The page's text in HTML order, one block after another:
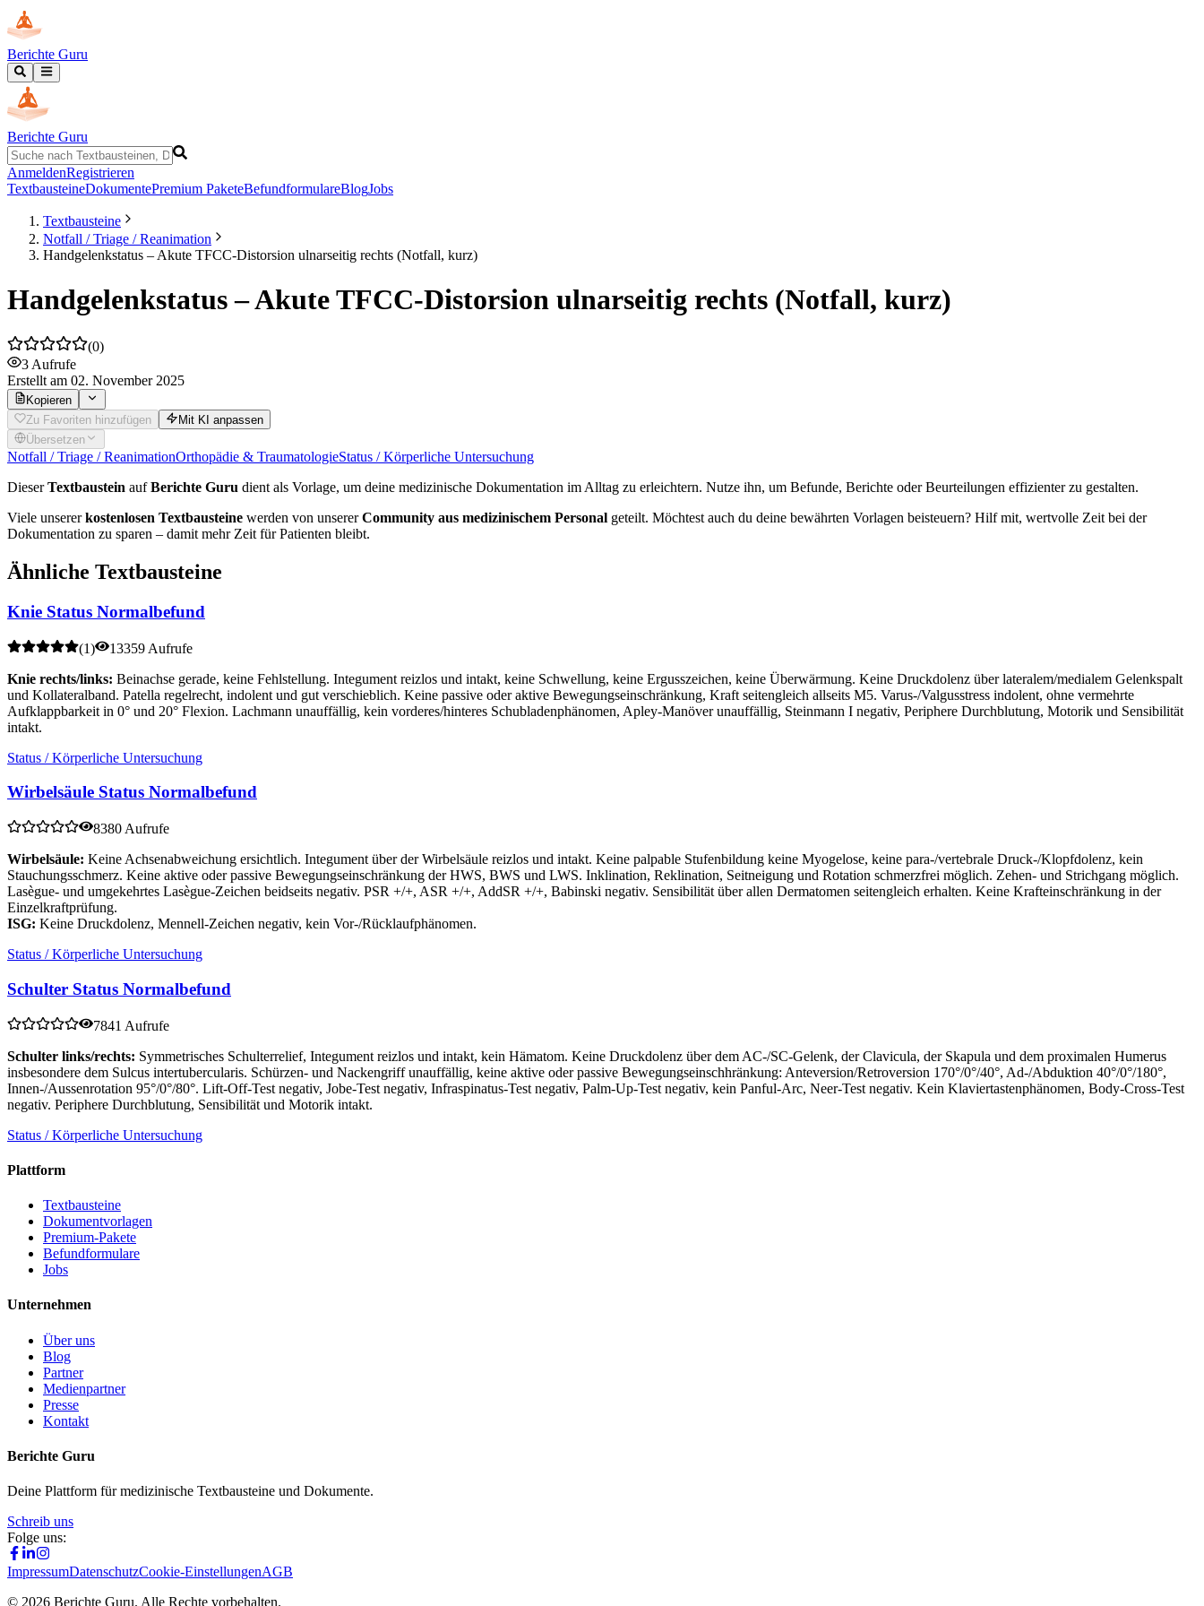
Berichte Guru
Berichte Guru
AnmeldenRegistrieren
TextbausteineDokumentePremium PaketeBefundformulareBlogJobs
Textbausteine
Notfall / Triage / Reanimation
Handgelenkstatus – Akute TFCC-Distorsion ulnarseitig rechts (Notfall, kurz)
Handgelenkstatus – Akute TFCC-Distorsion ulnarseitig rechts (Notfall, kurz)
(0)
3 Aufrufe
Erstellt am 02. November 2025
Kopieren
Zu Favoriten hinzufügen
Mit KI anpassen
Übersetzen
Notfall / Triage / ReanimationOrthopädie & TraumatologieStatus / Körperliche Untersuchung
DieserTextbaustein aufBerichte Guru dient als Vorlage, um deine medizinische Dokumentation im Alltag zu erleichtern. Nutze ihn, um Befunde, Berichte oder Beurteilungen effizienter zu gestalten.
Viele unsererkostenlosen Textbausteine werden von unsererCommunity aus medizinischem Personal geteilt. Möchtest auch du deine bewährten Vorlagen beisteuern? Hilf mit, wertvolle Zeit bei der
Dokumentation zu sparen – damit mehr Zeit für Patienten bleibt.
Ähnliche Textbausteine
Knie Status Normalbefund
(1)
13359 Aufrufe
Knie rechts/links: Beinachse gerade, keine Fehlstellung. Integument reizlos und intakt, keine Schwellung, keine Ergusszeichen, keine Überwärmung. Keine Druckdolenz über lateralem/medialem Gelenkspalt
und Kollateralband. Patella regelrecht, indolent und gut verschieblich. Keine passive oder aktive Bewegungseinschränkung, Kraft seitengleich allseits M5. Varus-/Valgusstress indolent, ohne vermehrte
Aufklappbarkeit in 0° und 20° Flexion. Lachmann unauffällig, kein vorderes/hinteres Schubladenphänomen, Apley-Manöver unauffällig, Steinmann I negativ, Periphere Durchblutung, Motorik und Sensibilität
intakt.
Status / Körperliche Untersuchung
Wirbelsäule Status Normalbefund
8380 Aufrufe
Wirbelsäule: Keine Achsenabweichung ersichtlich. Integument über der Wirbelsäule reizlos und intakt. Keine palpable Stufenbildung keine Myogelose, keine para-/vertebrale Druck-/Klopfdolenz, kein
Stauchungsschmerz. Keine aktive oder passive Bewegungseinschränkung der HWS, BWS und LWS. Inklination, Reklination, Seitneigung und Rotation schmerzfrei möglich. Zehen- und Strichgang möglich.
Lasègue- und umgekehrtes Lasègue-Zeichen beidseits negativ. PSR +/+, ASR +/+, AddSR +/+, Babinski negativ. Sensibilität über allen Dermatomen seitengleich erhalten. Keine Krafteinschränkung in der
Einzelkraftprüfung.
ISG: Keine Druckdolenz, Mennell-Zeichen negativ, kein Vor-/Rücklaufphänomen.
Status / Körperliche Untersuchung
Schulter Status Normalbefund
7841 Aufrufe
Schulter links/rechts: Symmetrisches Schulterrelief, Integument reizlos und intakt, kein Hämatom. Keine Druckdolenz über dem AC-/SC-Gelenk, der Clavicula, der Skapula und dem proximalen Humerus
insbesondere dem Sulcus intertubercularis. Schürzen- und Nackengriff unauffällig, keine aktive oder passive Bewegungseinschhränkung: Anteversion/Retroversion 170°/0°/40°, Ad-/Abduktion 40°/0°/180°,
Innen-/Aussenrotation 95°/0°/80°. Lift-Off-Test negativ, Jobe-Test negativ, Infraspinatus-Test negativ, Palm-Up-Test negativ, kein Panful-Arc, Neer-Test negativ. Kein Klaviertastenphänomen, Body-Cross-Test
negativ. Periphere Durchblutung, Sensibilität und Motorik intakt.
Status / Körperliche Untersuchung
Plattform
Textbausteine
Dokumentvorlagen
Premium-Pakete
Befundformulare
Jobs
Unternehmen
Über uns
Blog
Partner
Medienpartner
Presse
Kontakt
Berichte Guru
Deine Plattform für medizinische Textbausteine und Dokumente.
Schreib uns
Folge uns:
ImpressumDatenschutzCookie-EinstellungenAGB
© 2026 Berichte Guru. Alle Rechte vorbehalten.